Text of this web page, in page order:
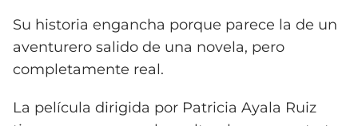
Su historia engancha porque parece la de un
aventurero salido de una novela, pero
completamente real.
La película dirigida por Patricia Ayala Ruiz